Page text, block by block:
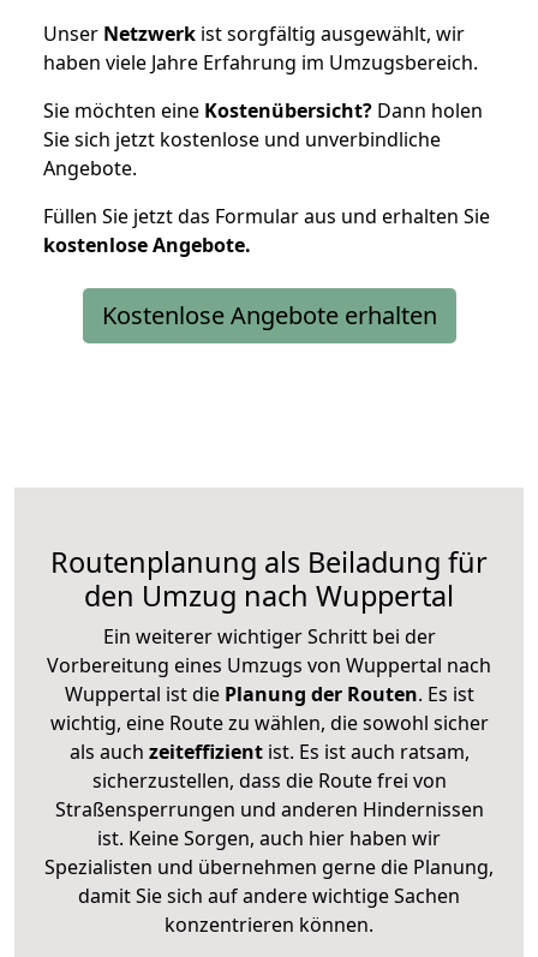
Unser Netzwerk ist sorgfältig ausgewählt, wir
haben viele Jahre Erfahrung im Umzugsbereich.
Sie möchten eine Kostenübersicht? Dann holen
Sie sich jetzt kostenlose und unverbindliche
Angebote.
Füllen Sie jetzt das Formular aus und erhalten Sie
kostenloseAngebote.
Kostenlose Angebote erhalten
Routenplanung als Beiladung für
den Umzug nach Wuppertal
Ein weiterer wichtiger Schritt bei der
Vorbereitung eines Umzugs von Wuppertal nach
Wuppertal ist diePlanung der Routen. Es ist
wichtig, eine Route zu wählen, die sowohl sicher
als auch zeiteffizientist. Es ist auch ratsam,
sicherzustellen, dass die Route frei von
Straßensperrungen und anderen Hindernissen
ist. Keine Sorgen, auch hier haben wir
Spezialisten und übernehmen gerne die Planung,
damit Sie sich auf andere wichtige Sachen
konzentrieren können.